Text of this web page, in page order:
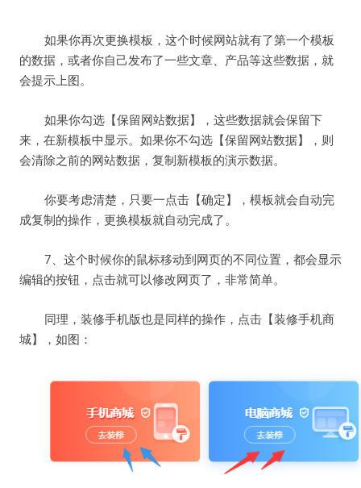
如果你再次更换模板，这个时候网站就有了第一个模板
的数据，或者你自己发布了一些文章、产品等这些数据，就
会提示上图。
如果你勾选【保留网站数据】，这些数据就会保留下
来，在新模板中显示。如果你不勾选【保留网站数据】，则
会清除之前的网站数据，复制新模板的演示数据。
你要考虑清楚，只要一点击【确定】，模板就会自动完
成复制的操作，更换模板就自动完成了。
7、这个时候你的鼠标移动到网页的不同位置，都会显示
编辑的按钮，点击就可以修改网页了，非常简单。
同理，装修手机版也是同样的操作，点击【装修手机商
城】，如图：